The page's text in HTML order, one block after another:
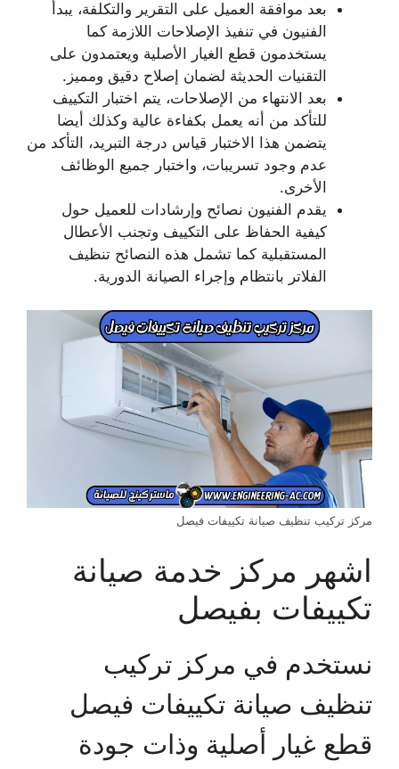
بعد موافقة العميل على التقرير والتكلفة، يبدأ
الفنيون في تنفيذ الإصلاحات اللازمة كما
يستخدمون قطع الغيار الأصلية ويعتمدون على
التقنيات الحديثة لضمان إصلاح دقيق ومميز.
بعد الانتهاء من الإصلاحات، يتم اختبار التكييف
للتأكد من أنه يعمل بكفاءة عالية وكذلك أيضا
يتضمن هذا الاختبار قياس درجة التبريد، التأكد من
عدم وجود تسريبات، واختبار جميع الوظائف
الأخرى.
يقدم الفنيون نصائح وإرشادات للعميل حول
كيفية الحفاظ على التكييف وتجنب الأعطال
المستقبلية كما تشمل هذه النصائح تنظيف
الفلاتر بانتظام وإجراء الصيانة الدورية.
مركز تركيب تنظيف صيانة تكييفات فيصل
اشهر مركز خدمة صيانة
تكييفات بفيصل
نستخدم في مركز تركيب
تنظيف صيانة تكييفات فيصل
قطع غيار أصلية وذات جودة